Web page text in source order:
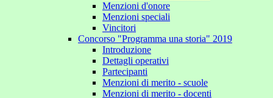
Menzioni d'onore
Menzioni speciali
Vincitori
Concorso "Programma una storia" 2019
Introduzione
Dettagli operativi
Partecipanti
Menzioni di merito - scuole
Menzioni di merito - docenti